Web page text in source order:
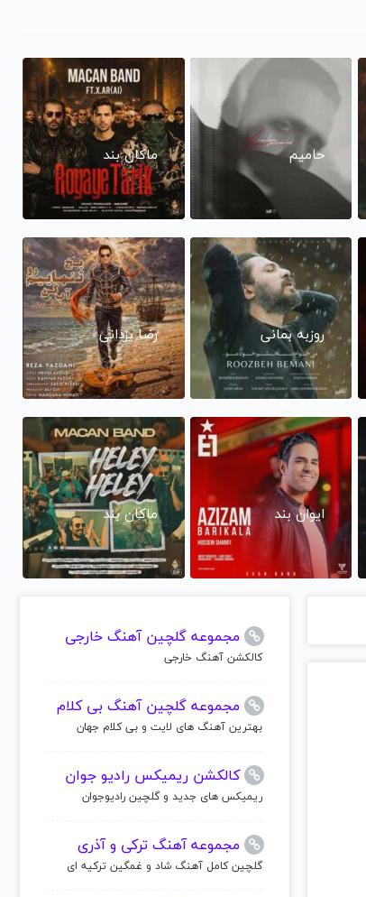
حامیم ماکان بند
روزبه بمانی رضا یزدانی
ایوان بند ماکان بند
مجموعه گلچین آهنگ خارجی
کالکشن آهنگ خارجی
مجموعه گلچین آهنگ بی کلام
بهترین آهنگ های لایت و بی کلام جهان
کالکشن ریمیکس رادیو جوان
ریمیکس های جدید و گلچین رادیوجوان
مجموعه آهنگ ترکی و آذری
گلچین کامل آهنگ شاد و غمگین ترکیه ای